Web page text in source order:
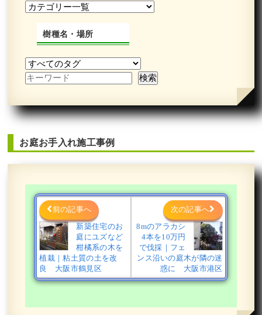
樹種名・場所
お庭お手入れ施工事例
前の記事へ
新築住宅のお
庭にユズなど
柑橘系の木を
植栽｜粘土質の土を改
良 大阪市鶴見区
次の記事へ
8mのアラカシ
4本を10万円
で伐採｜フェ
ンス沿いの庭木が隣の迷
惑に 大阪市港区